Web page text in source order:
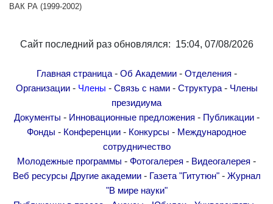
Анонсы
Университеты
Научные результаты
Трибуна молодого ученого
Наши заслуженные деятели
Объявления
Карта сайта
ВАК РА (1999-2002)
Сайт последний раз обновлялся: 15:04, 07/08/2026
Главная страница- Об Академии- Отделения -
Организации- Члены - Связь с нами- Структура- Члены
президиума
Документы - Инновационные предложения - Публикации-
Фонды - Конференции - Конкурсы - Международное
сотрудничество
Молодежные программы - Фотогалерея - Видеогалерея -
Веб ресурсы Другие академии- Газета "Гитутюн"- Журнал
"В мире науки"